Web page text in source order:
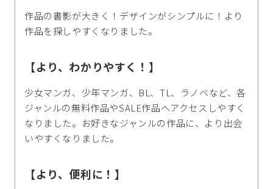
作品の書影が大きく！デザインがシンプルに！より
作品を探しやすくなりました。
【より、わかりやすく！】
少女マンガ、少年マンガ、BL、TL、ラノベなど、各
ジャンルの無料作品やSALE作品へアクセスしやすく
なりました。お好きなジャンルの作品に、より出会
いやすくなりました。
【より、便利に！】